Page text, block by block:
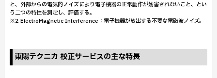
と、外部からの電気的ノイズにより電子機器の正常動作が妨害されないこと、とい
う二つの特性を測定し、評価する。
※2 ElectroMagnetic Interference：電子機器が放出する不要な電磁波ノイズ。
東陽テクニカ 校正サービスの主な特長